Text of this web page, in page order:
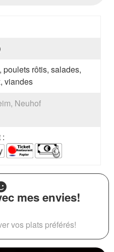
poulets rôtis, salades,
viandes
Neuhof
:
mes envies!
vos plats préférés!